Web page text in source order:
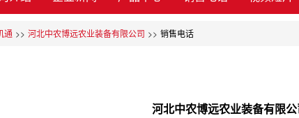
通 >> 河北中农博远农业装备有限公司 >> 销售电话
河北中农博远农业装备有限